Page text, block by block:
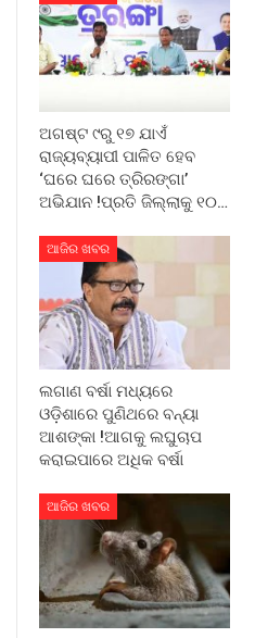
ଅଗଷ୍ଟ ୯ରୁ ୧୭ ଯାଏଁ
ରାଜ୍ୟବ୍ୟାପୀ ପାଳିତ ହେବ
‘ଘରେ ଘରେ ତ୍ରିରଙ୍ଗା’
ଅଭିଯାନ !ପ୍ରତି ଜିଲ୍ଲାକୁ ୧୦…
ଆଜିର ଖବର
ଲଗାଣ ବର୍ଷା ମଧ୍ୟରେ
ଓଡ଼ିଶାରେ ପୁଣିଥରେ ବନ୍ୟା
ଆଶଙ୍କା !ଆଗକୁ ଲଘୁଚାପ
କରାଇପାରେ ଅଧିକ ବର୍ଷା
ଆଜିର ଖବର